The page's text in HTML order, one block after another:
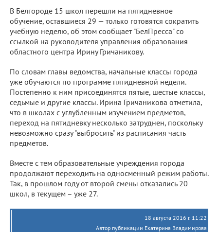
В Белгороде 15 школ перешли на пятидневное
обучение, оставшиеся 29 — только готовятся сократить
учебную неделю, об этом сообщает "БелПресса" со
ссылкой на руководителя управления образования
областного центра Ирину Гричаникову.
По словам главы ведомства, начальные классы города
уже обучаются по программе пятидневной недели.
Постепенно к ним присоединятся пятые, шестые классы,
седьмые и другие классы. Ирина Гричаникова отметила,
что в школах с углубленным изучением предметов,
переход на пятидневку несколько затруднен, поскольку
невозможно сразу "выбросить" из расписания часть
предметов.
Вместе с тем образовательные учреждения города
продолжают переходить на односменный режим работы.
Так, в прошлом году от второй смены отказались 20
школ, в текущем – уже 27.
18 августа 2016 г. 11:22
Автор публикации Екатерина Владимирова